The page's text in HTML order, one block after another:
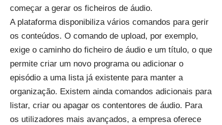
começar a gerar os ficheiros de áudio.
A plataforma disponibiliza vários comandos para gerir
os conteúdos. O comando de upload, por exemplo,
exige o caminho do ficheiro de áudio e um título, o que
permite criar um novo programa ou adicionar o
episódio a uma lista já existente para manter a
organização. Existem ainda comandos adicionais para
listar, criar ou apagar os contentores de áudio. Para
os utilizadores mais avançados, a empresa oferece